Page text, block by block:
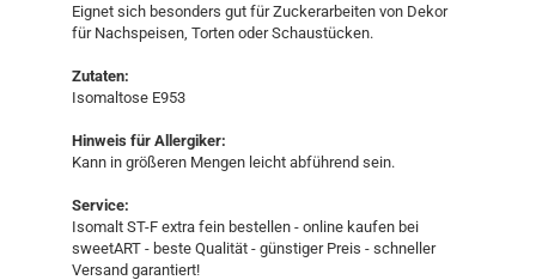
Eignet sich besonders gut für Zuckerarbeiten von Dekor
für Nachspeisen, Torten oder Schaustücken.
Zutaten:
Isomaltose E953
Hinweis für Allergiker:
Kann in größeren Mengen leicht abführend sein.
Service:
Isomalt ST-F extra fein bestellen - online kaufen bei
sweetART - beste Qualität - günstiger Preis - schneller
Versand garantiert!